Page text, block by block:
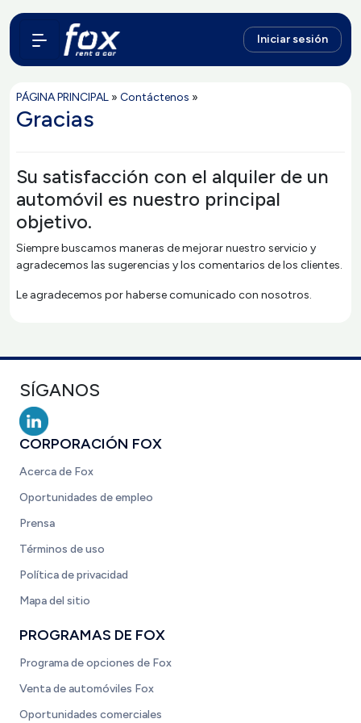
Iniciar sesión
PÁGINA PRINCIPAL » Contáctenos »
Gracias
Su satisfacción con el alquiler de un
automóvil es nuestro principal
objetivo.
Siempre buscamos maneras de mejorar nuestro servicio y
agradecemos las sugerencias y los comentarios de los clientes.
Le agradecemos por haberse comunicado con nosotros.
SÍGANOS
CORPORACIÓN FOX
Acerca de Fox
Oportunidades de empleo
Prensa
Términos de uso
Política de privacidad
Mapa del sitio
PROGRAMAS DE FOX
Programa de opciones de Fox
Venta de automóviles Fox
Oportunidades comerciales